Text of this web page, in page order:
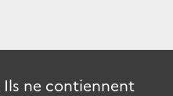
ne contiennent